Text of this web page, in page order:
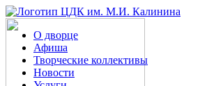
О дворце
Афиша
Творческие коллективы
Новости